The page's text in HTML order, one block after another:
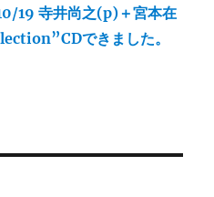
19 寺井尚之(p)＋宮本在
できました。